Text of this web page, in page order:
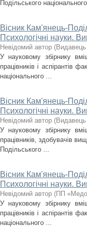
Подільського
Вісник Кам'янець-
Психологічні науки.
Невідомий автор (
У науковому збірнику
працівників і аспірантів
національного ...
Вісник Кам'янець-
Психологічні науки.
Невідомий автор (
У науковому збірнику
працівників, здобувачів
Подільського ...
Вісник Кам'янець-
Психологічні науки.
Невідомий автор (ПП
У науковому збірнику
працівників і аспірантів
національного ...